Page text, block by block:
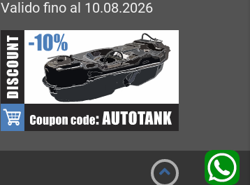
Valido fino al 10.08.2026